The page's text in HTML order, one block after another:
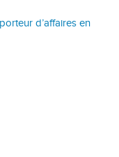
d’affaires en